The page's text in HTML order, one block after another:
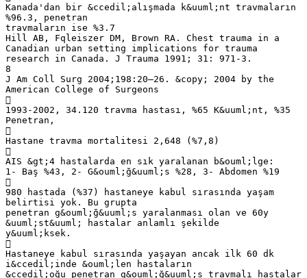
Kanada'dan bir &ccedil;alışmada k&uuml;nt travmaların
%96.3, penetran
travmaların ise %3.7
Hill AB, Fqleiszer DM, Brown RA. Chest trauma in a
Canadian urban setting implications for trauma
research in Canada. J Trauma 1991; 31: 971-3.
8
J Am Coll Surg 2004;198:20–26. &copy; 2004 by the
American College of Surgeons

1993-2002, 34.120 travma hastası, %65 K&uuml;nt, %35
Penetran,

Hastane travma mortalitesi 2,648 (%7,8)

AIS &gt;4 hastalarda en sık yaralanan b&ouml;lge:
1- Baş %43, 2- G&ouml;ğ&uuml;s %28, 3- Abdomen %19

980 hastada (%37) hastaneye kabul sırasında yaşam
belirtisi yok. Bu grupta
penetran g&ouml;ğ&uuml;s yaralanması olan ve 60y
&uuml;st&uuml; hastalar anlamlı şekilde
y&uuml;ksek.

Hastaneye kabul sırasında yaşayan ancak ilk 60 dk
i&ccedil;inde &ouml;len hastaların
&ccedil;oğu penetran g&ouml;ğ&uuml;s travmalı hastalar